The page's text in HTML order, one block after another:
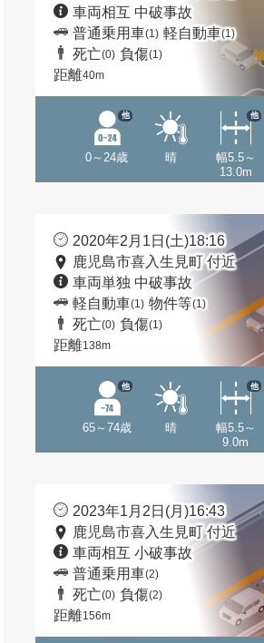
車両相互 中破事故
普通乗用車(1) 軽自動車(1)
死亡(0) 負傷(1)
距離40m
0～24歳
他
晴
幅5.5～
13.0m
他
2020年2月1日(土)18:16
鹿児島市喜入生見町 付近
車両単独 中破事故
軽自動車(1) 物件等(1)
死亡(0) 負傷(1)
距離138m
65～74歳
他
晴
幅5.5～
9.0m
他
2023年1月2日(月)16:43
鹿児島市喜入生見町 付近
車両相互 小破事故
普通乗用車(2)
死亡(0) 負傷(2)
距離156m